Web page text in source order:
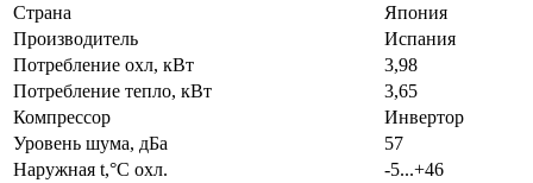
Страна
Япония
Производитель
Испания
Потребление охл, кВт
3,98
Потребление тепло, кВт
3,65
Компрессор
Инвертор
Уровень шума, дБа
57
Наружная t,°C охл.
-5...+46